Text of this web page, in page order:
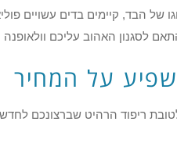
לסוגו של הבד, קיימים בדים עשויים
לסגנון האהוב עליכם
על המחיר
ריפוד הרהיט שברצונכם